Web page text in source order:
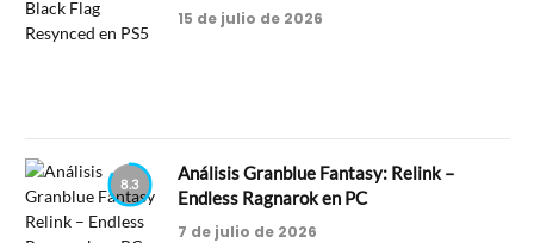
15 de julio de 2026
8.3
Análisis Granblue Fantasy: Relink –
Endless Ragnarok en PC
7 de julio de 2026